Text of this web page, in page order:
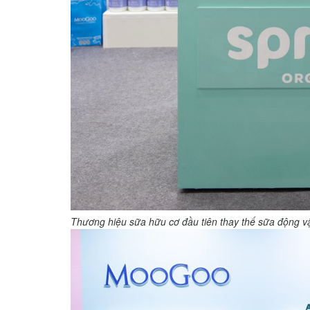
Thương hiệu sữa hữu cơ đầu tiên thay thế sữa động